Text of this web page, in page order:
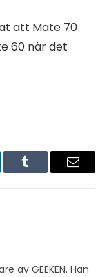
att Mate 70
60 när det
Tumblr Email
av GEEKEN. Han